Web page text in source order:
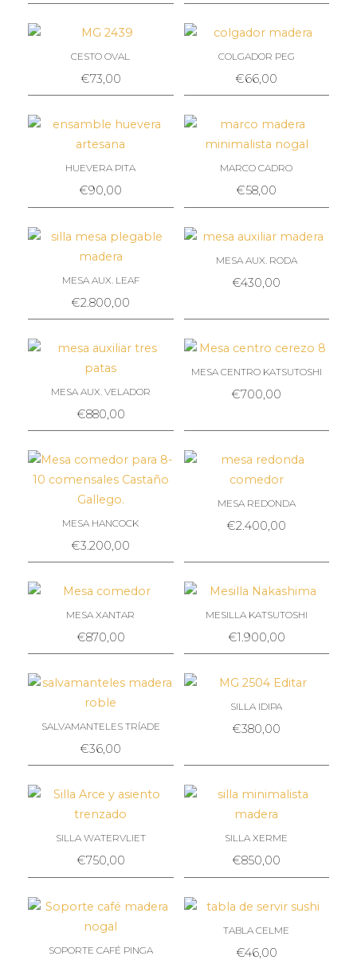
CESTO OVAL
€73,00
COLGADOR PEG
€66,00
HUEVERA PITA
€90,00
MARCO CADRO
€58,00
MESA AUX. LEAF
€2.800,00
MESA AUX. RODA
€430,00
MESA AUX. VELADOR
€880,00
MESA CENTRO KATSUTOSHI
€700,00
MESA HANCOCK
€3.200,00
MESA REDONDA
€2.400,00
MESA XANTAR
€870,00
MESILLA KATSUTOSHI
€1.900,00
SALVAMANTELES TRÍADE
€36,00
SILLA IDIPA
€380,00
SILLA WATERVLIET
€750,00
SILLA XERME
€850,00
SOPORTE CAFÉ PINGA
TABLA CELME
€46,00